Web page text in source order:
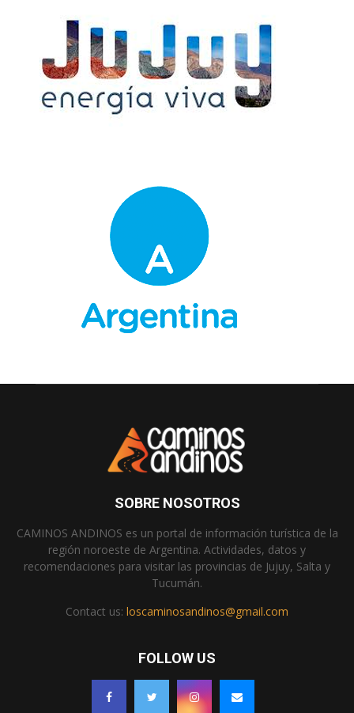
SOBRE NOSOTROS
CAMINOS ANDINOS es un portal de información turística de la
región noroeste de Argentina. Actividades, datos y
recomendaciones para visitar las provincias de Jujuy, Salta y
Tucumán.
Contact us: loscaminosandinos@gmail.com
FOLLOW US